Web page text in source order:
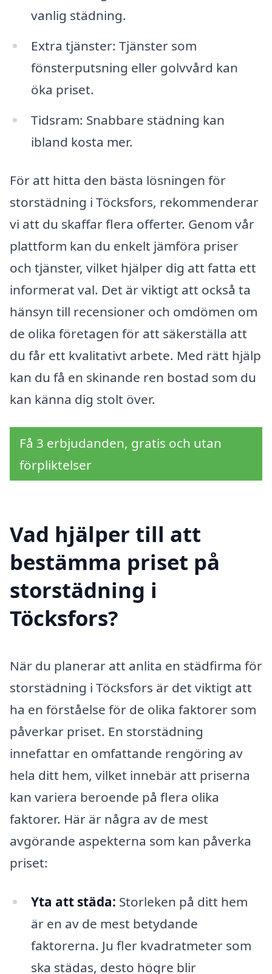
vanlig städning.
Extra tjänster: Tjänster som
fönsterputsning eller golvvård kan
öka priset.
Tidsram: Snabbare städning kan
ibland kosta mer.
För att hitta den bästa lösningen för
storstädning i Töcksfors, rekommenderar
vi att du skaffar flera offerter. Genom vår
plattform kan du enkelt jämföra priser
och tjänster, vilket hjälper dig att fatta ett
informerat val. Det är viktigt att också ta
hänsyn till recensioner och omdömen om
de olika företagen för att säkerställa att
du får ett kvalitativt arbete. Med rätt hjälp
kan du få en skinande ren bostad som du
kan känna dig stolt över.
Få 3 erbjudanden, gratis och utan
förpliktelser
Vad hjälper till att
bestämma priset på
storstädning i
Töcksfors?
När du planerar att anlita en städfirma för
storstädning i Töcksfors är det viktigt att
ha en förståelse för de olika faktorer som
påverkar priset. En storstädning
innefattar en omfattande rengöring av
hela ditt hem, vilket innebär att priserna
kan variera beroende på flera olika
faktorer. Här är några av de mest
avgörande aspekterna som kan påverka
priset:
Yta att städa: Storleken på ditt hem
är en av de mest betydande
faktorerna. Ju fler kvadratmeter som
ska städas, desto högre blir